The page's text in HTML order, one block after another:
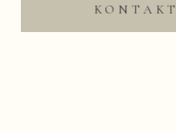
KONTAKT